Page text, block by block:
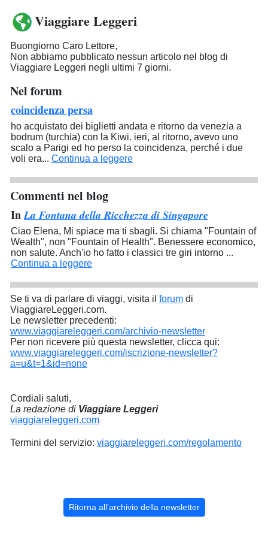
Viaggiare Leggeri
Buongiorno Caro Lettore,
Non abbiamo pubblicato nessun articolo nel blog di
Viaggiare Leggeri negli ultimi 7 giorni.
Nel forum
coincidenza persa
ho acquistato dei biglietti andata e ritorno da venezia a
bodrum (turchia) con la Kiwi. ieri, al ritorno, avevo uno
scalo a Parigi ed ho perso la coincidenza, perché i due
voli era... Continua a leggere
Commenti nel blog
InLa Fontana della Ricchezza di Singapore
Ciao Elena, Mi spiace ma ti sbagli. Si chiama "Fountain of
Wealth", non "Fountain of Health". Benessere economico,
non salute. Anch'io ho fatto i classici tre giri intorno ...
Continua a leggere
Se ti va di parlare di viaggi, visita il forum di
ViaggiareLeggeri.com.
Le newsletter precedenti:
www.viaggiareleggeri.com/archivio-newsletter
Per non ricevere più questa newsletter, clicca qui:
www.viaggiareleggeri.com/iscrizione-newsletter?
a=u&t=1&id=none
Cordiali saluti,
La redazione di Viaggiare Leggeri
viaggiareleggeri.com
Termini del servizio: viaggiareleggeri.com/regolamento
Ritorna all'archivio della newsletter